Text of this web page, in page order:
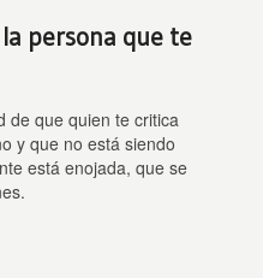
persona que te
de que quien te critica
y que no está siendo
está enojada, que se